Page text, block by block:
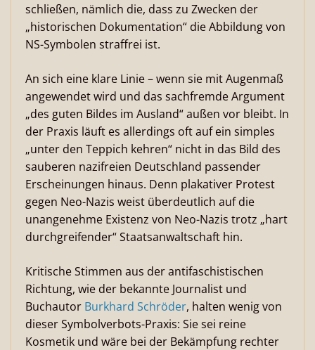
schließen, nämlich die, dass zu Zwecken der
„historischen Dokumentation“ die Abbildung von
NS-Symbolen straffrei ist.
An sich eine klare Linie – wenn sie mit Augenmaß
angewendet wird und das sachfremde Argument
„des guten Bildes im Ausland“ außen vor bleibt. In
der Praxis läuft es allerdings oft auf ein simples
„unter den Teppich kehren“ nicht in das Bild des
sauberen nazifreien Deutschland passender
Erscheinungen hinaus. Denn plakativer Protest
gegen Neo-Nazis weist überdeutlich auf die
unangenehme Existenz von Neo-Nazis trotz „hart
durchgreifender“ Staatsanwaltschaft hin.
Kritische Stimmen aus der antifaschistischen
Richtung, wie der bekannte Journalist und
Buchautor Burkhard Schröder, halten wenig von
dieser Symbolverbots-Praxis: Sie sei reine
Kosmetik und wäre bei der Bekämpfung rechter